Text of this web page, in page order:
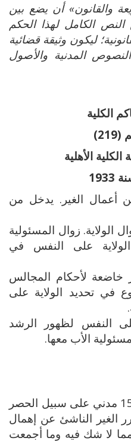
والقانون» أن يضع بين
النص الكامل لهذا الحكم
ليكون وثيقة قضائية
المدنية والأصول
الكلية
الأهلية
أعمال الغير. يدخل من
الولاية. زوال المسئولية
على النفس في
خاضعة لأحكام المجالس
في تحديد الولاية على
النفس لظهور الرشد
الأب معها.
1- إنه وإن لم تذكر المادة 151 مدني على سبيل الحصر
الغير الناشئ عن إهمال
لا شك فيه وما أجمعت